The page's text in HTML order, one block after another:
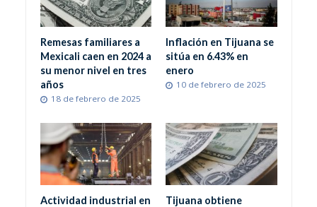
Remesas familiares a
Mexicali caen en 2024 a
su menor nivel en tres
años
18 de febrero de 2025
Inflación en Tijuana se
sitúa en 6.43% en
enero
10 de febrero de 2025
Actividad industrial en Tijuana obtiene